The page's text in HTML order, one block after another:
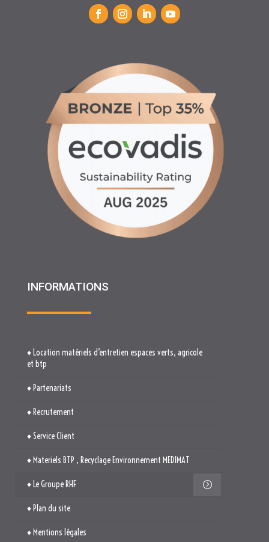
INFORMATIONS
♦ Location matériels d’entretien espaces verts, agricole
♦ Service Client
♦ Materiels BTP , Recyclage Environnement MEDIMAT
♦ Le Groupe RHF
♦ Plan du site
♦ Mentions légales
♦ Politique de cookies (UE)
TROUVEZ-NOUS